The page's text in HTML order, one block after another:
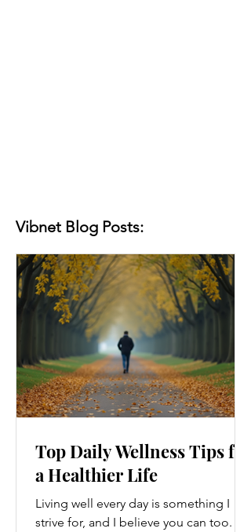
Vibnet Blog Posts:
Top Daily Wellness Tips for
a Healthier Life
Living well every day is something I
strive for, and I believe you can too.